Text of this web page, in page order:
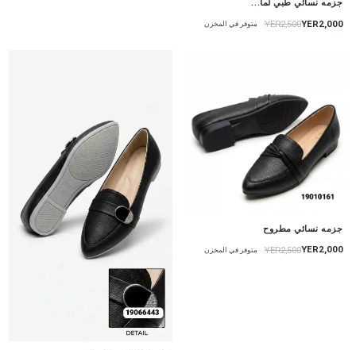
جزمه نسائي طبي لما...
YER2,000
YER2,500 متوفر في المخزن
جزمه نسائي مطروح
YER2,000
YER2,500 متوفر في المخزن